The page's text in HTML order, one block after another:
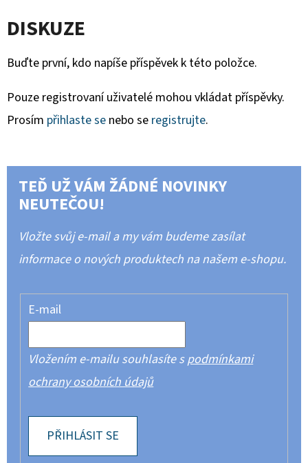
DISKUZE
Buďte první, kdo napíše příspěvek k této položce.
Pouze registrovaní uživatelé mohou vkládat příspěvky.
Prosím přihlaste se nebo se registrujte.
TEĎ UŽ VÁM ŽÁDNÉ NOVINKY
NEUTEČOU!
Vložte svůj e-mail a my vám budeme zasílat
informace o nových produktech na našem e-shopu.
E-mail
Vložením e-mailu souhlasíte spodmínkami
ochrany osobních údajů
PŘIHLÁSIT SE